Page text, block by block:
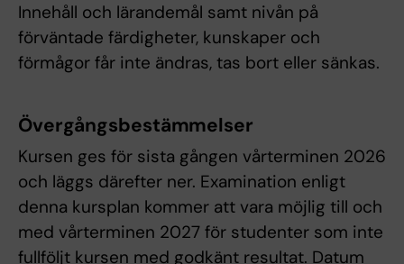
Innehåll och lärandemål samt nivån på
förväntade färdigheter, kunskaper och
förmågor får inte ändras, tas bort eller sänkas.
Övergångsbestämmelser
Kursen ges för sista gången vårterminen 2026
och läggs därefter ner. Examination enligt
denna kursplan kommer att vara möjlig till och
med vårterminen 2027 för studenter som inte
fullföljt kursen med godkänt resultat. Datum